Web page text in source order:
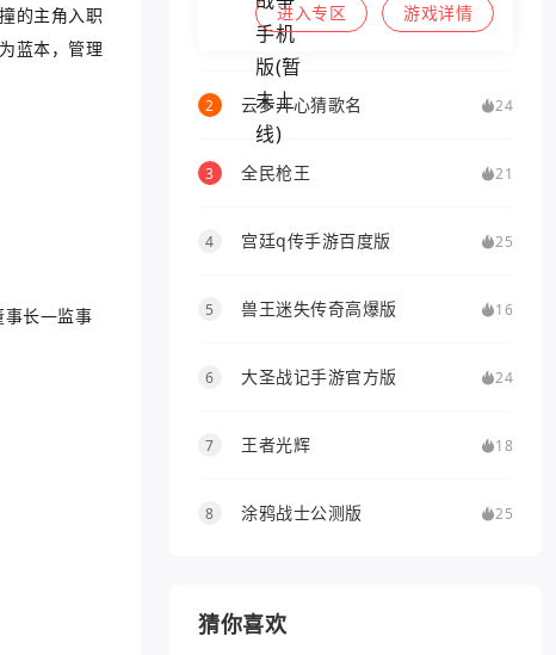
的主角入职
蓝本，管理
事长―监事
进入专区 游戏详情
2 云步开心猜歌名 24
3 全民枪王 21
4 宫廷q传手游百度版 25
5 兽王迷失传奇高爆版 16
6 大圣战记手游官方版 24
7 王者光辉 18
8 涂鸦战士公测版 25
猜你喜欢